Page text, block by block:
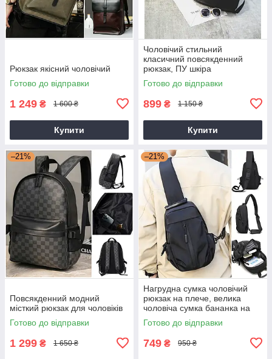
Рюкзак якісний чоловічий
Готово до відправки
1 249 ₴ 1 600 ₴
Купити
Чоловічий стильний
класичний повсякденний
рюкзак, ПУ шкіра
Готово до відправки
899 ₴ 1 150 ₴
Купити
–21%
Повсякденний модний
місткий рюкзак для чоловіків
Готово до відправки
1 299 ₴ 1 650 ₴
–21%
Нагрудна сумка чоловічий
рюкзак на плече, велика
чоловіча сумка бананка на
груди
Готово до відправки
749 ₴ 950 ₴